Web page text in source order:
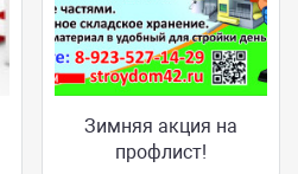
Зимняя акция на
профлист!